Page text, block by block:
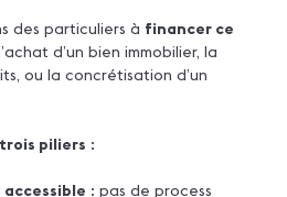
des particuliers à financer ce
d’un bien immobilier, la
ou la concrétisation d’un
trois piliers :
accessible : pas de process